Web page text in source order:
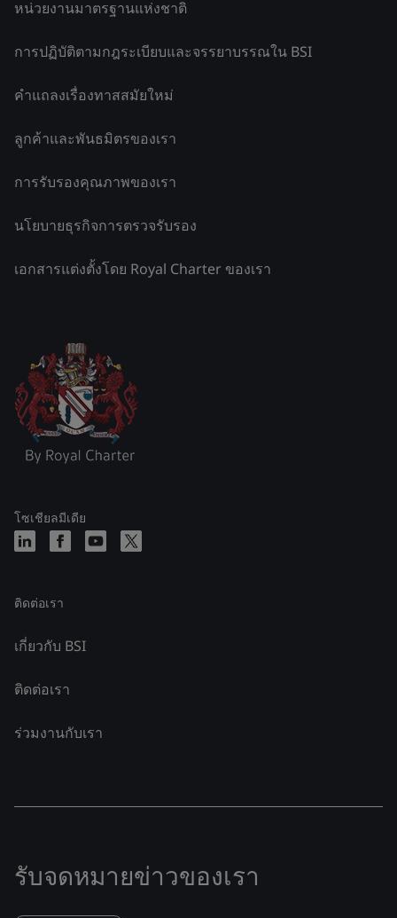
หน่วยงานมาตรฐานแห่งชาติ
การปฏิบัติตามกฎระเบียบและจรรยาบรรณใน BSI
คำแถลงเรื่องทาสสมัยใหม่
ลูกค้าและพันธมิตรของเรา
การรับรองคุณภาพของเรา
นโยบายธุรกิจการตรวจรับรอง
เอกสารแต่งตั้งโดย Royal Charter ของเรา
โซเชียลมีเดีย
ติดต่อเรา
เกี่ยวกับ BSI
ติดต่อเรา
ร่วมงานกับเรา
รับจดหมายข่าวของเรา